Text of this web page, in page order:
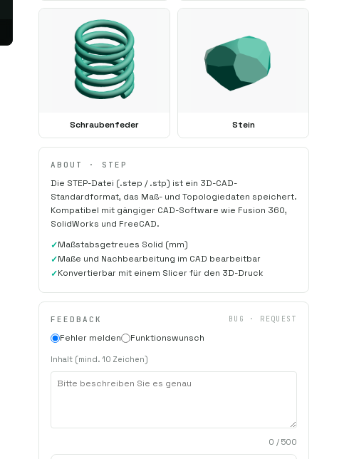
Schraubenfeder Stein
ABOUT · STEP
Die STEP-Datei (.step / .stp) ist ein 3D-CAD-
Standardformat, das Maß- und Topologiedaten speichert.
Kompatibel mit gängiger CAD-Software wie Fusion 360,
SolidWorks und FreeCAD.
Maßstabsgetreues Solid (mm)
Maße und Nachbearbeitung im CAD bearbeitbar
Konvertierbar mit einem Slicer für den 3D-Druck
FEEDBACK BUG · REQUEST
Fehler melden Funktionswunsch
Inhalt (mind. 10 Zeichen)
0 / 500